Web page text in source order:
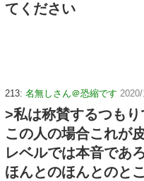
てください
213: 名無しさん＠恐縮です
>私は称賛するつも
この人の場合これが
レベルでは本音であ
ほんとのほんとのと